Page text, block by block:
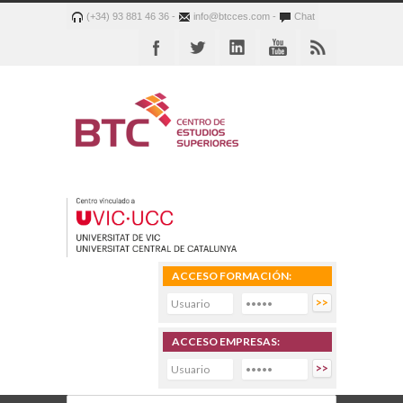
(+34) 93 881 46 36 - info@btcces.com - Chat
ACCESO FORMACIÓN:
ACCESO EMPRESAS: